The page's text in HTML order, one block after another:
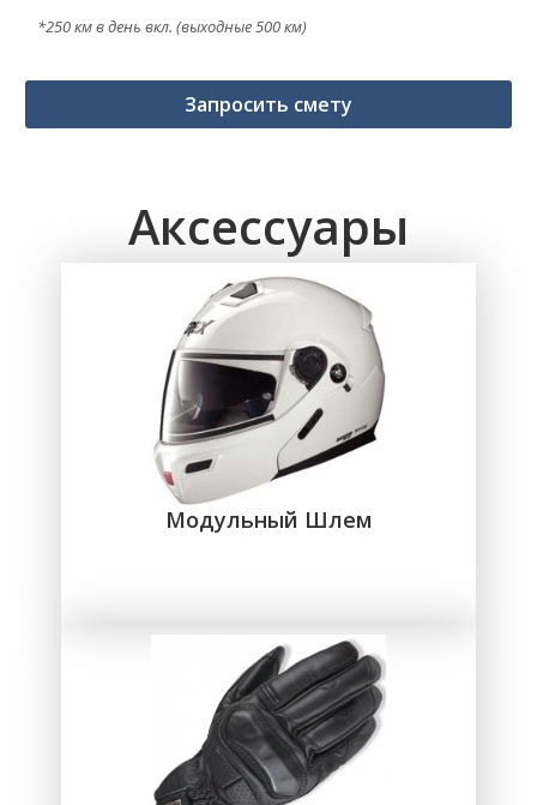
*250 км в день вкл. (выходные 500 км)
Запросить смету
Аксессуары
Модульный Шлем